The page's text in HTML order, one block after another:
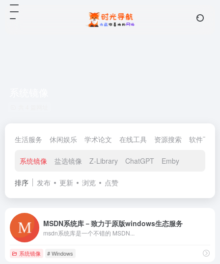
生活服务 休闲娱乐 学术论文 在线工具 资源搜索 软件下载
系统镜像 盐选镜像 Z-Library ChatGPT Emby
排序 发布 更新 浏览 点赞
MSDN系统库－致力于原版windows生态服务
msdn系统库是一个不错的 MSDN...
系统镜像 # Windows